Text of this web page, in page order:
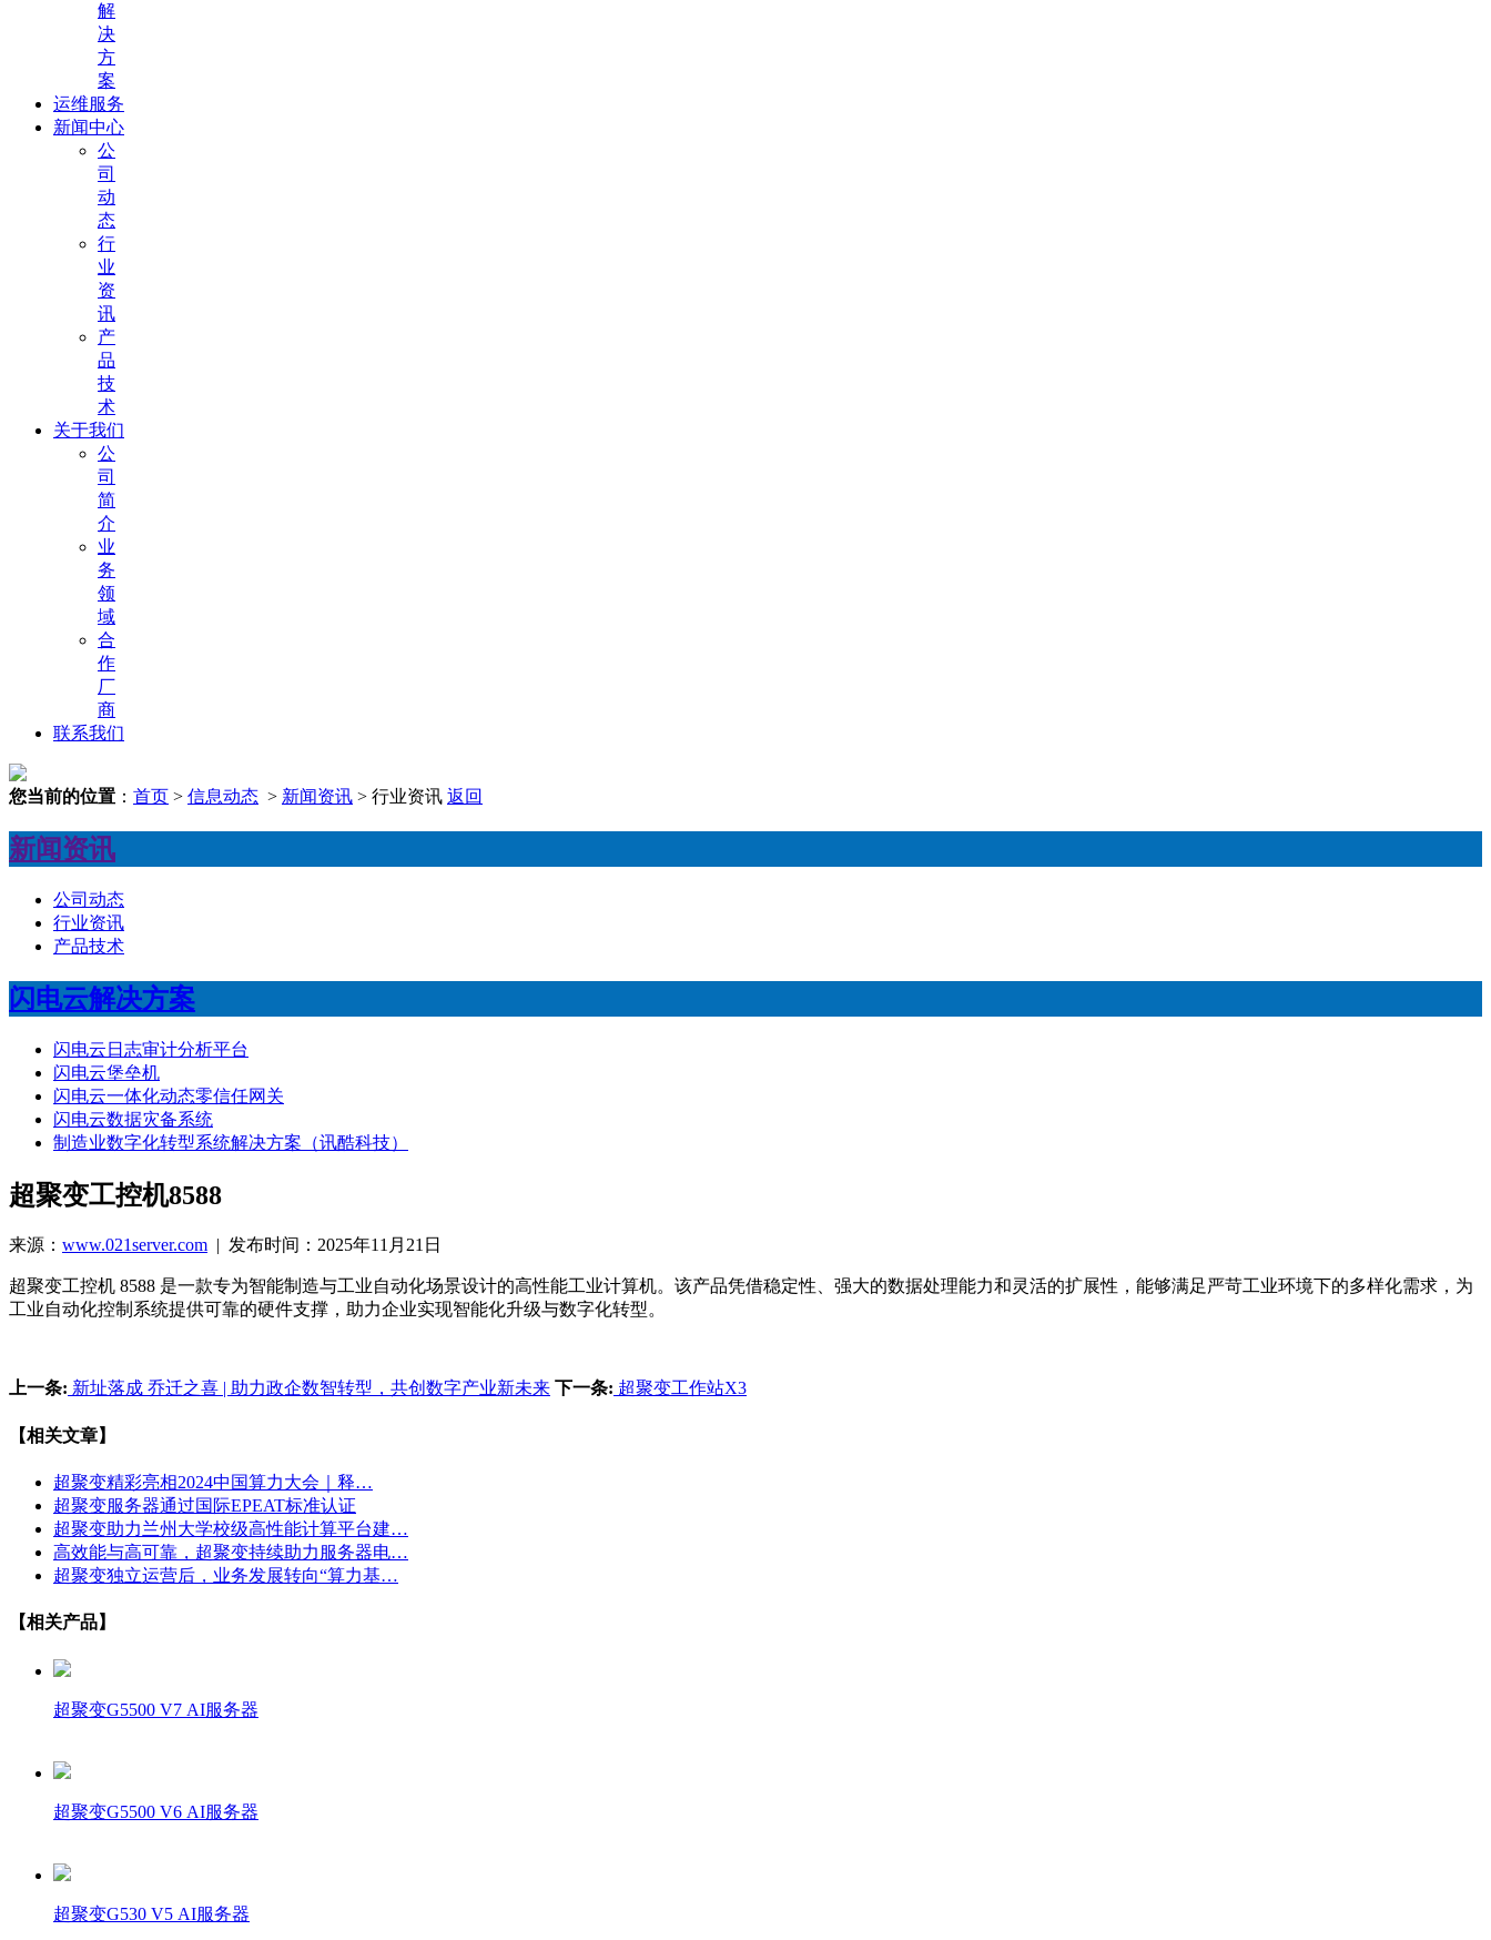
解
决
方
案
运维服务
新闻中心
公
司
动
态
行
业
资
讯
产
品
技
术
关于我们
公
司
简
介
业
务
领
域
合
作
厂
商
联系我们
您当前的位置 ： 首页 > 信息动态 > 新闻资讯 > 行业资讯 返回
新闻资讯
公司动态
行业资讯
产品技术
闪电云解决方案
闪电云日志审计分析平台
闪电云堡垒机
闪电云一体化动态零信任网关
闪电云数据灾备系统
制造业数字化转型系统解决方案（讯酷科技）
超聚变工控机8588
来源： www.021server.com | 发布时间：2025年11月21日
超聚变工控机 8588 是一款专为智能制造与工业自动化场景设计的高性能工业计算机。该产品凭借稳定性、强大的数据处理能力和灵活的扩展性，能够满足严苛工业环境下的多样化需求，为
工业自动化控制系统提供可靠的硬件支撑，助力企业实现智能化升级与数字化转型。
上一条: 新址落成 乔迁之喜 | 助力政企数智转型，共创数字产业新未来 下一条: 超聚变工作站X3
【相关文章】
超聚变精彩亮相2024中国算力大会｜释…
超聚变服务器通过国际EPEAT标准认证
超聚变助力兰州大学校级高性能计算平台建…
高效能与高可靠，超聚变持续助力服务器电…
超聚变独立运营后，业务发展转向“算力基…
【相关产品】
超聚变G5500 V7 AI服务器
超聚变G5500 V6 AI服务器
超聚变G530 V5 AI服务器